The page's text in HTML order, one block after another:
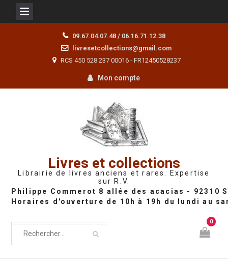
09.67.04.07.48 / 06.16.71.12.38
livresetcollections@gmail.com
RCS 450 528 237 00016 - FR12450528237
Mon compte
Livres et collections
Librairie de livres anciens et rares. Expertise
sur R.V.
0